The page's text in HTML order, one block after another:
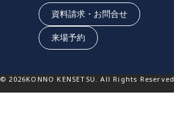
資料請求・お問合せ
来場予約
© 2026KONNO KENSETSU. All Rights Reserved.